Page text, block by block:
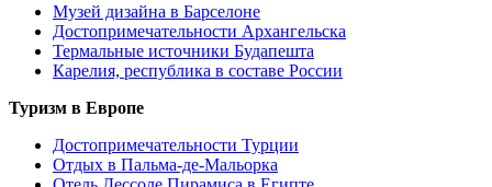
Музей дизайна в Барселоне
Достопримечательности Архангельска
Термальные источники Будапешта
Карелия, республика в составе России
Туризм в Европе
Достопримечательности Турции
Отдых в Пальма-де-Мальорка